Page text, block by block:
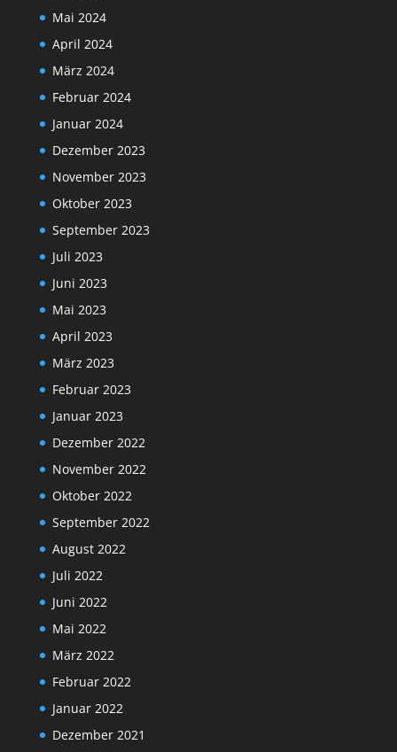
Mai 2024
April 2024
März 2024
Februar 2024
Januar 2024
Dezember 2023
November 2023
Oktober 2023
September 2023
Juli 2023
Juni 2023
Mai 2023
April 2023
März 2023
Februar 2023
Januar 2023
Dezember 2022
November 2022
Oktober 2022
September 2022
August 2022
Juli 2022
Juni 2022
Mai 2022
März 2022
Februar 2022
Januar 2022
Dezember 2021